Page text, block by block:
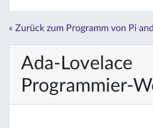
« Zurück zum Programm von Pi
Ada-Lovelace
Programmier-